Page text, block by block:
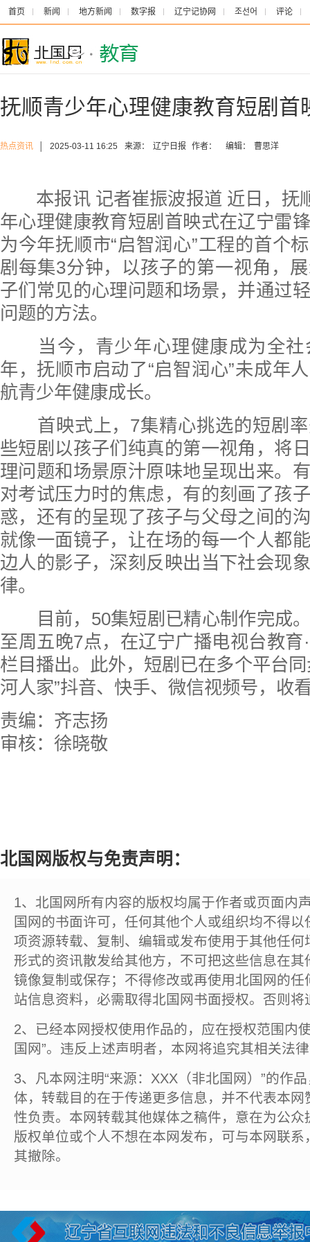
首页 新闻 地方新闻 数字报 辽宁记协网 조선어 评论
抚顺青少年心理健康教育短剧首
热点资讯 2025-03-11 16:25 来源： 辽宁日报 作者： 编辑： 曹思洋
本报讯 记者崔振波报道 近日，抚
年心理健康教育短剧首映式在辽宁雷
为今年抚顺市“启智润心”工程的首个
剧每集3分钟，以孩子的第一视角，
子们常见的心理问题和场景，并通过
问题的方法。
当今，青少年心理健康成为全社
年，抚顺市启动了“启智润心”未成年
航青少年健康成长。
首映式上，7集精心挑选的短剧率
些短剧以孩子们纯真的第一视角，将
理问题和场景原汁原味地呈现出来。
对考试压力时的焦虑，有的刻画了孩
惑，还有的呈现了孩子与父母之间的
就像一面镜子，让在场的每一个人都
边人的影子，深刻反映出当下社会现
律。
目前，50集短剧已精心制作完成。
至周五晚7点，在辽宁广播电视台教育
栏目播出。此外，短剧已在多个平台
河人家”抖音、快手、微信视频号，收
责编：齐志扬
审核：徐晓敬
北国网版权与免责声明：
1、北国网所有内容的版权均属于作者或页面内
国网的书面许可，任何其他个人或组织均不得
项资源转载、复制、编辑或发布使用于其他任
形式的资讯散发给其他方，不可把这些信息在
镜像复制或保存；不得修改或再使用北国网的
站信息资料，必需取得北国网书面授权。否则将
2、已经本网授权使用作品的，应在授权范围内
国网”。违反上述声明者，本网将追究其相关法
3、凡本网注明“来源：XXX（非北国网）”的作
体，转载目的在于传递更多信息，并不代表本
性负责。本网转载其他媒体之稿件，意在为公
版权单位或个人不想在本网发布，可与本网联
其撤除。